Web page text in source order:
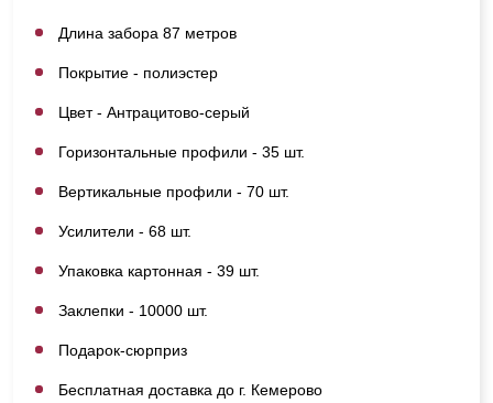
Длина забора 87 метров
Покрытие - полиэстер
Цвет - Антрацитово-серый
Горизонтальные профили - 35 шт.
Вертикальные профили - 70 шт.
Усилители - 68 шт.
Упаковка картонная - 39 шт.
Заклепки - 10000 шт.
Подарок-сюрприз
Бесплатная доставка до г. Кемерово